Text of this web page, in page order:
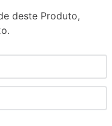
deste Produto,